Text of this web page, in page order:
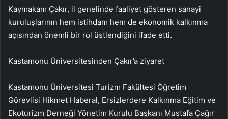
Kaymakam Çakır, il genelinde faaliyet gösteren sanayi
kuruluşlarının hem istihdam hem de ekonomik kalkınma
açısından önemli bir rol üstlendiğini ifade etti.
Kastamonu Üniversitesinden Çakır’a ziyaret
Kastamonu Üniversitesi Turizm Fakültesi Öğretim
Görevlisi Hikmet Haberal, Ersizlerdere Kalkınma Eğitim ve
Ekoturizm Derneği Yönetim Kurulu Başkanı Mustafa Çağır